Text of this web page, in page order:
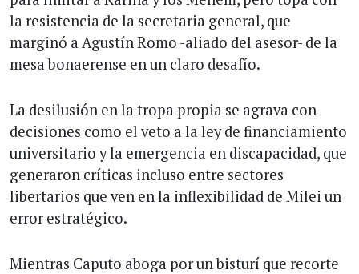
la resistencia de la secretaria general, que
marginó a Agustín Romo -aliado del asesor- de la
mesa bonaerense en un claro desafío.
La desilusión en la tropa propia se agrava con
decisiones como el veto a la ley de financiamiento
universitario y la emergencia en discapacidad, que
generaron críticas incluso entre sectores
libertarios que ven en la inflexibilidad de Milei un
error estratégico.
Mientras Caputo aboga por un bisturí que recorte